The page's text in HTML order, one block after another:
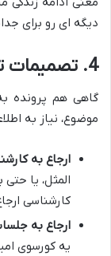
دیگه ای رو برای
4. تصمیمات تکمیلی: گره گشایی بیشتر
گاهی هم پرونده
موضوع، نیاز به
ارجاع به
المثل، یا
کارشناسی
ارجاع به
یه کورسوی